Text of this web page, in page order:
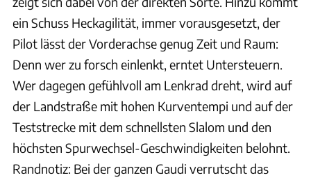
ein Schuss Heckagilität, immer vorausgesetzt, der
Pilot lässt der Vorderachse genug Zeit und Raum:
Denn wer zu forsch einlenkt, erntet Untersteuern.
Wer dagegen gefühlvoll am Lenkrad dreht, wird auf
der Landstraße mit hohen Kurventempi und auf der
Teststrecke mit dem schnellsten Slalom und den
höchsten Spurwechsel-Geschwindigkeiten belohnt.
Randnotiz: Bei der ganzen Gaudi verrutscht das